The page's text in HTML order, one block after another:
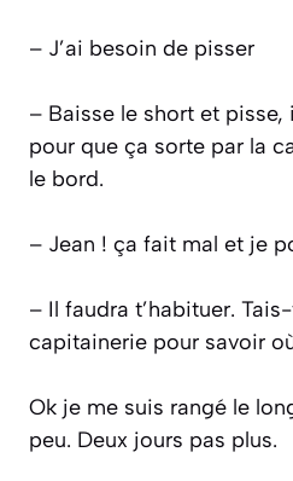
– J’ai besoin de pisser
– Baisse le short et
pour que ça sorte par la
le bord.
– Jean ! ça fait mal et je
– Il faudra t’habituer.
capitainerie pour savoir
Ok je me suis rangé le
peu. Deux jours pas plus.